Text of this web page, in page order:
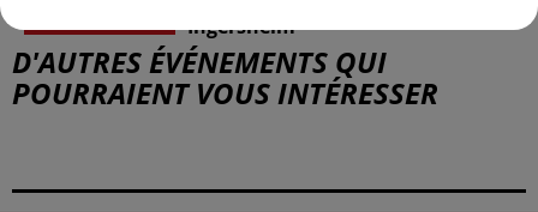
Ingersheim
D'AUTRES ÉVÉNEMENTS QUI
POURRAIENT VOUS INTÉRESSER